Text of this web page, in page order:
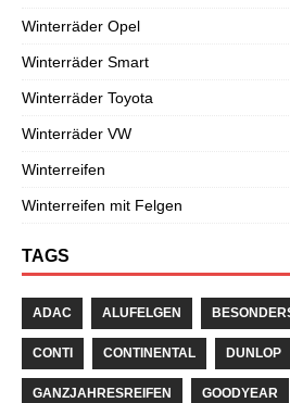
Winterräder Opel
Winterräder Smart
Winterräder Toyota
Winterräder VW
Winterreifen
Winterreifen mit Felgen
TAGS
ADAC ALUFELGEN
CONTI CONTINENTAL DUNLOP
GANZJAHRESREIFEN GOODYEAR